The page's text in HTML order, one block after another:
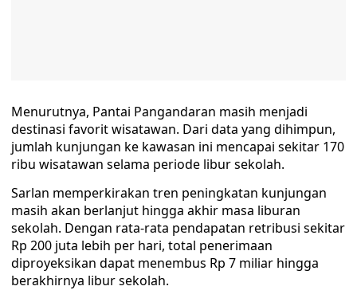
Menurutnya, Pantai Pangandaran masih menjadi
destinasi favorit wisatawan. Dari data yang dihimpun,
jumlah kunjungan ke kawasan ini mencapai sekitar 170
ribu wisatawan selama periode libur sekolah.
Sarlan memperkirakan tren peningkatan kunjungan
masih akan berlanjut hingga akhir masa liburan
sekolah. Dengan rata-rata pendapatan retribusi sekitar
Rp 200 juta lebih per hari, total penerimaan
diproyeksikan dapat menembus Rp 7 miliar hingga
berakhirnya libur sekolah.